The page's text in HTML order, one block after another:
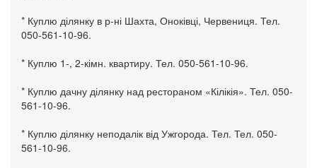
* Куплю ділянку в р-ні Шахта, Оноківці, Червениця. Тел.
050-561-10-96.
* Куплю 1-, 2-кімн. квартиру. Тел. 050-561-10-96.
* Куплю дачну ділянку над рестораном «Кілікія». Тел. 050-
561-10-96.
* Куплю ділянку неподалік від Ужгорода. Тел. Тел. 050-
561-10-96.